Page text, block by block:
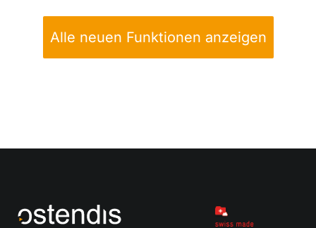
Alle neuen Funktionen anzeigen